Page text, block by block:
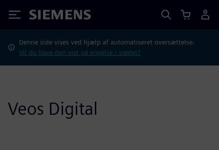
Siemens
Denne side vises ved hjælp af automatiseret oversættelse.
Vil du have den vist på engelsk i stedet?
Veos Digital